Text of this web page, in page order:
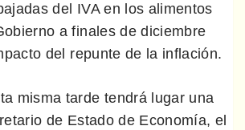
del IVA en los alimentos
a finales de diciembre
del repunte de la inflación.
misma tarde tendrá lugar una
de Estado de Economía, el